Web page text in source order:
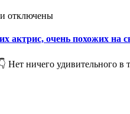
в
поклонников.
к
Папины
красавицы:
наших
отключены
очень похожих на
ничего удивительного в